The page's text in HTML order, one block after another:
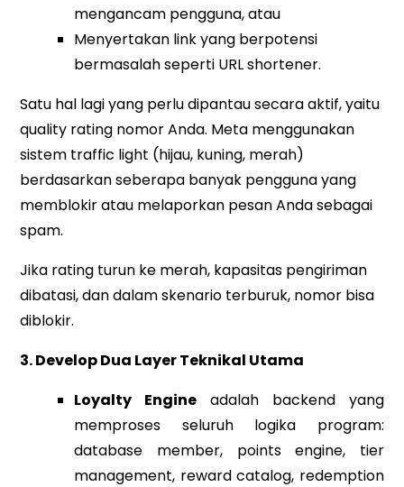
mengancam pengguna, atau
Menyertakan link yang berpotensi
bermasalah seperti URL shortener.
Satu hal lagi yang perlu dipantau secara aktif, yaitu
quality rating nomor Anda. Meta menggunakan
sistem traffic light (hijau, kuning, merah)
berdasarkan seberapa banyak pengguna yang
memblokir atau melaporkan pesan Anda sebagai
spam.
Jika rating turun ke merah, kapasitas pengiriman
dibatasi, dan dalam skenario terburuk, nomor bisa
diblokir.
3. Develop Dua Layer Teknikal Utama
Loyalty Engine adalah backend yang
memproses seluruh logika program:
database member, points engine, tier
management, reward catalog, redemption